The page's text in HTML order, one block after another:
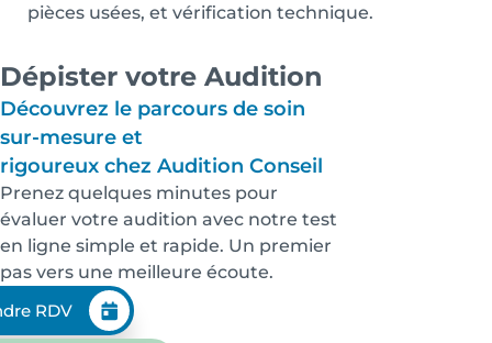
pièces usées, et vérification technique.
Dépister votre Audition
Découvrez le parcours de soin
sur-mesure et
rigoureux chez Audition Conseil
Prenez quelques minutes pour
évaluer votre audition avec notre test
en ligne simple et rapide. Un premier
pas vers une meilleure écoute.
RDV